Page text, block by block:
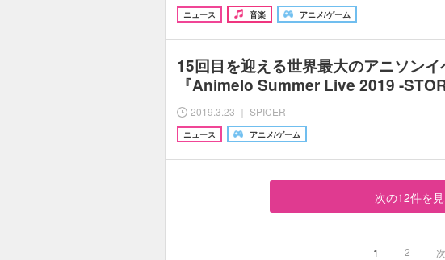
ニュース 音楽 アニメ/ゲーム
15回目を迎える世界最大のアニソンイ
『Animelo Summer Live 2019 -
2019.3.23 ｜ SPICER
ニュース アニメ/ゲーム
次の12件を
1 2